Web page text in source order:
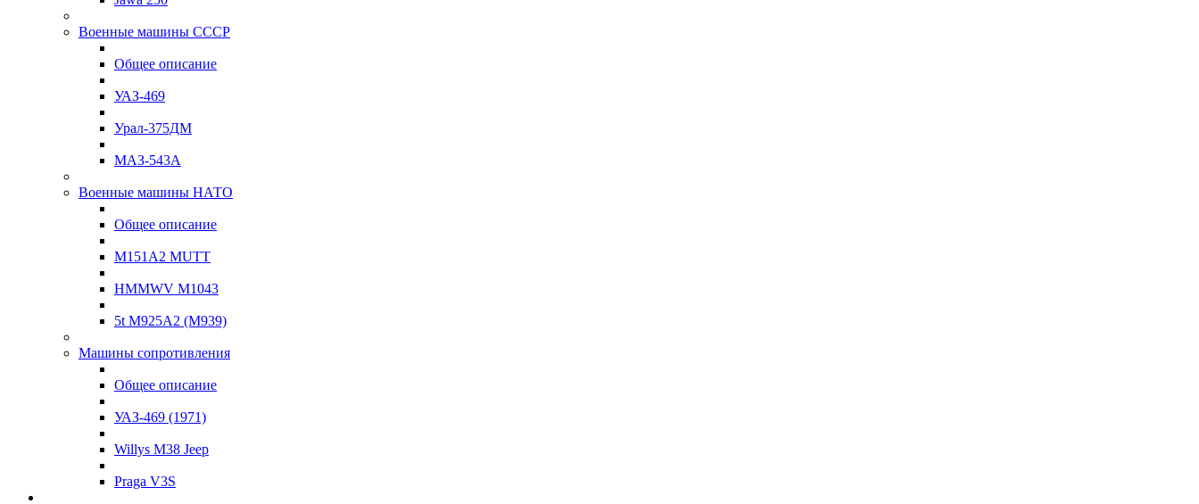
Военные машины СССР
Общее описание
УАЗ-469
Урал-375ДМ
МАЗ-543А
Военные машины НАТО
Общее описание
M151A2 MUTT
HMMWV M1043
5t M925A2 (M939)
Машины сопротивления
Общее описание
УАЗ-469 (1971)
Willys M38 Jeep
Praga V3S